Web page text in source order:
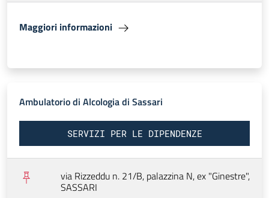
Maggiori informazioni
Ambulatorio di Alcologia di Sassari
SERVIZI PER LE DIPENDENZE
via Rizzeddu n. 21/B, palazzina N, ex "Ginestre",
SASSARI